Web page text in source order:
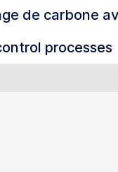
de carbone
processes